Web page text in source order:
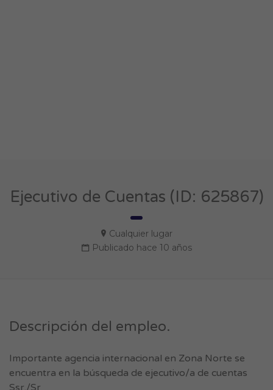
Ejecutivo de Cuentas (ID: 625867)
Cualquier lugar
Publicado hace 10 años
Descripción del empleo.
Importante agencia internacional en Zona Norte se
encuentra en la búsqueda de ejecutivo/a de cuentas
Ssr./Sr